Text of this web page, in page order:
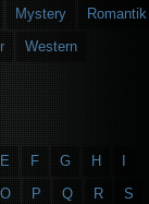
Mystery
Romantik
Western
E F G H
O P Q R
S